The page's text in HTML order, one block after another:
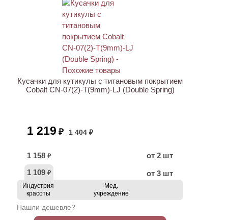
Кусачки для кутикулы с титановым покрытием
Cobalt CN-07(2)-T(9mm)-LJ (Double Spring)
1 219 ₽ 1 404 ₽
1 158 ₽
от 2 шт
1 109 ₽ от 3 шт
Индустрия
красоты
Мед.
учреждение
Нашли дешевле?